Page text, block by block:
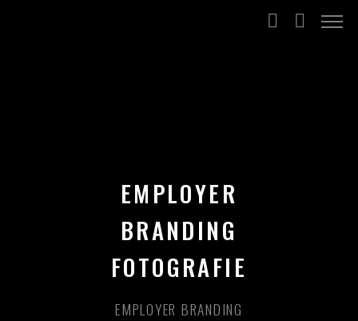
EMPLOYER
BRANDING
FOTOGRAFIE
EMPLOYER BRANDING